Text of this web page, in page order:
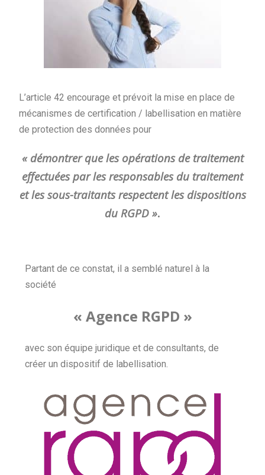
L’article 42 encourage et prévoit la mise en place de
mécanismes de certification / labellisation en matière
de protection des données pour
« démontrer que les opérations de traitement
effectuées par les responsables du traitement
et les sous-traitants respectent les dispositions
du RGPD ».
Partant de ce constat, il a semblé naturel à la
société
« Agence RGPD »
avec son équipe juridique et de consultants, de
créer un dispositif de labellisation.